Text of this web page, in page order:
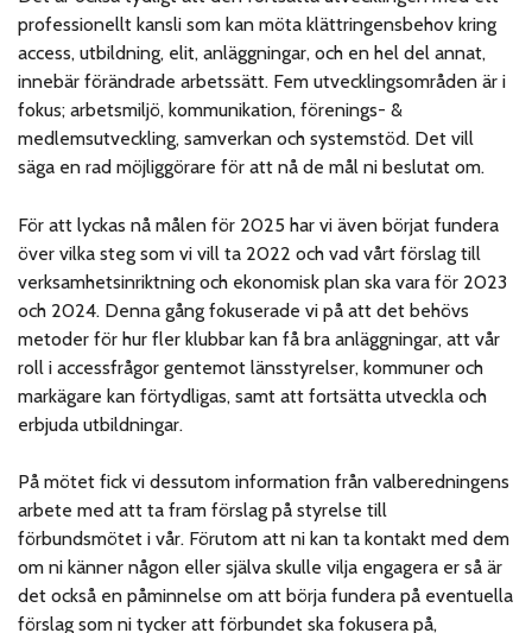
professionellt kansli som kan möta klättringensbehov kring
access, utbildning, elit, anläggningar, och en hel del annat,
innebär förändrade arbetssätt. Fem utvecklingsområden är i
fokus; arbetsmiljö, kommunikation, förenings- &
medlemsutveckling, samverkan och systemstöd. Det vill
säga en rad möjliggörare för att nå de mål ni beslutat om.
För att lyckas nå målen för 2025 har vi även börjat fundera
över vilka steg som vi vill ta 2022 och vad vårt förslag till
verksamhetsinriktning och ekonomisk plan ska vara för 2023
och 2024. Denna gång fokuserade vi på att det behövs
metoder för hur fler klubbar kan få bra anläggningar, att vår
roll i accessfrågor gentemot länsstyrelser, kommuner och
markägare kan förtydligas, samt att fortsätta utveckla och
erbjuda utbildningar.
På mötet fick vi dessutom information från valberedningens
arbete med att ta fram förslag på styrelse till
förbundsmötet i vår. Förutom att ni kan ta kontakt med dem
om ni känner någon eller själva skulle vilja engagera er så är
det också en påminnelse om att börja fundera på eventuella
förslag som ni tycker att förbundet ska fokusera på,